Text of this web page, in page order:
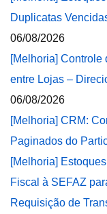
Duplicatas
06/08/2026
[Melhoria] Controle
entre Lojas –
06/08/2026
[Melhoria] CRM:
Paginados do
[Melhoria]
Fiscal à SEFAZ
Requisição de